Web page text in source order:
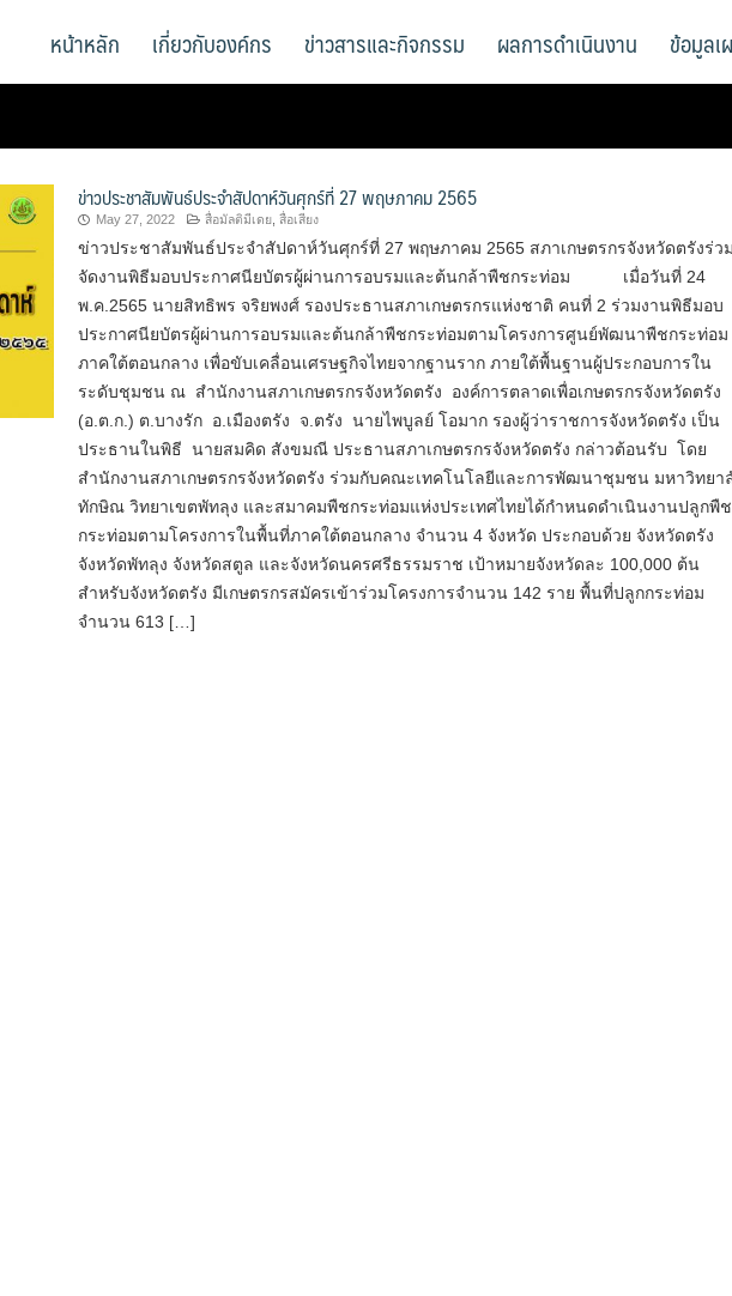
หน้าหลัก เกี่ยวกับองค์กร ข่าวสารและกิจกรรม ผลการดำเนินงาน ข้อมูล
ข่าวประชาสัมพันธ์ประจำสัปดาห์วันศุกร์ที่ 27 พฤษภาคม 2565
May 27, 2022 สื่อมัลติมีเดย, สื่อเสียง
ข่าวประชาสัมพันธ์ประจำสัปดาห์วันศุกร์ที่ 27 พฤษภาคม 2565 สภาเกษตรกรจังหวัดตรังร่วม
จัดงานพิธีมอบประกาศนียบัตรผู้ผ่านการอบรมและต้นกล้าพืชกระท่อม เมื่อวันที่ 24
พ.ค.2565 นายสิทธิพร จริยพงศ์ รองประธานสภาเกษตรกรแห่งชาติ คนที่ 2 ร่วมงานพิธีมอบ
ประกาศนียบัตรผู้ผ่านการอบรมและต้นกล้าพืชกระท่อมตามโครงการศูนย์พัฒนาพืชกระท่อม
ภาคใต้ตอนกลาง เพื่อขับเคลื่อนเศรษฐกิจไทยจากฐานราก ภายใต้พื้นฐานผู้ประกอบการใน
ระดับชุมชน ณ สำนักงานสภาเกษตรกรจังหวัดตรัง องค์การตลาดเพื่อเกษตรกรจังหวัดตรัง
(อ.ต.ก.) ต.บางรัก อ.เมืองตรัง จ.ตรัง นายไพบูลย์ โอมาก รองผู้ว่าราชการจังหวัดตรัง เป็น
ประธานในพิธี นายสมคิด สังขมณี ประธานสภาเกษตรกรจังหวัดตรัง กล่าวต้อนรับ โดย
สำนักงานสภาเกษตรกรจังหวัดตรัง ร่วมกับคณะเทคโนโลยีและการพัฒนาชุมชน มหาวิทยา
ทักษิณ วิทยาเขตพัทลุง และสมาคมพืชกระท่อมแห่งประเทศไทยได้กำหนดดำเนินงานปลูกพืช
กระท่อมตามโครงการในพื้นที่ภาคใต้ตอนกลาง จำนวน 4 จังหวัด ประกอบด้วย จังหวัดตรัง
จังหวัดพัทลุง จังหวัดสตูล และจังหวัดนครศรีธรรมราช เป้าหมายจังหวัดละ 100,000 ต้น
สำหรับจังหวัดตรัง มีเกษตรกรสมัครเข้าร่วมโครงการจำนวน 142 ราย พื้นที่ปลูกกระท่อม
จำนวน 613 […]